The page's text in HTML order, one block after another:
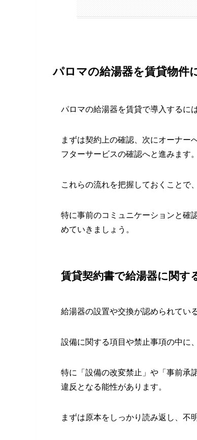
パロマの給湯器を賃貸物件
パロマの給湯器を賃貸で導入するに
まずは契約上の確認、次にオーナー
フターサービスの確認へと進みます。
これらの流れを把握しておくことで
特に事前のコミュニケーションと確
めていきましょう。
賃貸契約書で給湯器に関す
給湯器の設置や交換が認められてい
設備に関する項目や禁止事項の中に
特に「設備の改変禁止」や「事前承
違反となる能性があります。
まずは原本をしっかり読み返し、不